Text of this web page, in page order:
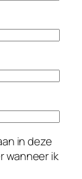
in deze
wanneer ik